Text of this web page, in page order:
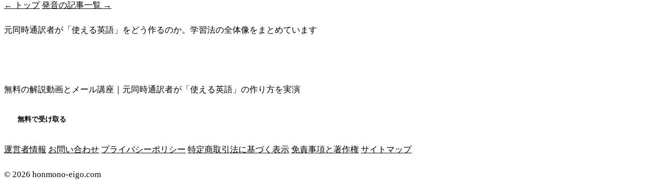
← トップ 発音の記事一覧 →
元同時通訳者が「使える英語」をどう作るのか。学習法の全体像をまとめています
無料の解説動画とメール講座｜元同時通訳者が「使える英語」の作り方を実演
無料で受け取る
運営者情報 お問い合わせ プライバシーポリシー 特定商取引法に基づく表示 免責事項と著作権 サイトマップ
© 2026 honmono-eigo.com